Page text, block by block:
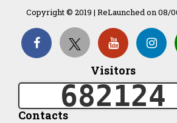
Organization Structure
ખેડુત માર્ગદર્શિકા
Copyright © 2019 | ReLaunched on 08/
Visitors
682124
Contacts